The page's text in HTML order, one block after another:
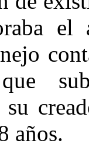
el
su
años.